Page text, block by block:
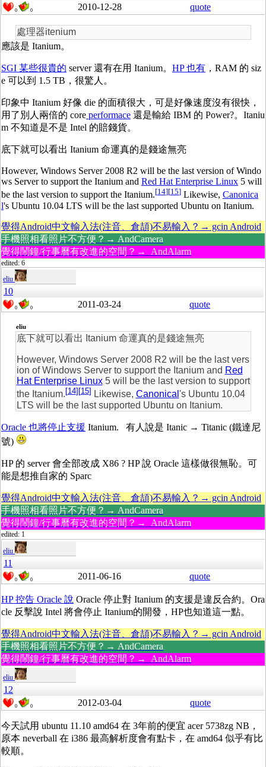
0 0 2010-12-28 quote
處理器itenium
應該是 Itanium。
SGI 某些很貴的 server 還有在用 Itanium。 HP 也有 ，RAM 的 siz
e 可以到 1.5 TB，很驚人。
印象中 Itanium 好像 die 的面積很大，可是好像速度沒有很快，
用了別人兩倍的 core performace 還是輸給 IBM 的 Power?。Itaniu
m 不知道是不是 Intel 的賠錢貨。
底下就可以看出 Itanium 命運真的是錢途無亮
However, Windows Server 2008 R2 will be the last version of Windo
ws Server to support the Itanium and Red Hat Enterprise Linux 5 will
be the last version to support the Itanium.[14][15] Likewise, Canonica
l's Ubuntu 10.04 LTS will be the last supported Ubuntu on Itanium.
覺得Android中文輸入法(注音、倉頡)不易輸入？→ gcin Android
手機照相看照片不方便？→ AndCamera
覺得鬧鐘/行事曆有改進的空間？→ AndAlarm
edited: 6
eliu
10
0 0 2011-03-24 quote
eliu
底下就可以看出 Itanium 命運真的是錢途無亮
However, Windows Server 2008 R2 will be the last vers
ion of Windows Server to support the Itanium and Red
Hat Enterprise Linux5 will be the last version to support
the Itanium. [14] [15] Likewise, Canonical 's Ubuntu 10.04
LTS will be the last supported Ubuntu on Itanium.
Oracle 也將停止支援 Itanium. 有人說是 Itanic → Titanic (鐵達尼
號)
HP 的 server 會全部改成 X86 ? HP 說 Oracle 這樣做很無恥。可
能是想推自家的 Sparc
覺得Android中文輸入法(注音、倉頡)不易輸入？→ gcin Android
手機照相看照片不方便？→ AndCamera
覺得鬧鐘/行事曆有改進的空間？→ AndAlarm
edited: 1
eliu
11
0 0 2011-06-16 quote
HP 控告 Oracle 說 Oracle 停止對 Itanium 的支援是違反合約。Ora
cle 反擊說 Intel 將會停止 Itanium的開發，HP也知道這一點。
覺得Android中文輸入法(注音、倉頡)不易輸入？→ gcin Android
手機照相看照片不方便？→ AndCamera
覺得鬧鐘/行事曆有改進的空間？→ AndAlarm
eliu
12
0 0 2012-03-04 quote
今天試用 ubuntu 11.10 amd64 在 3年前的便宜 acer 5738zg NB，
原本 neverball 在 i386 最高解析度會有點卡，在 amd64 似乎有比
較順。